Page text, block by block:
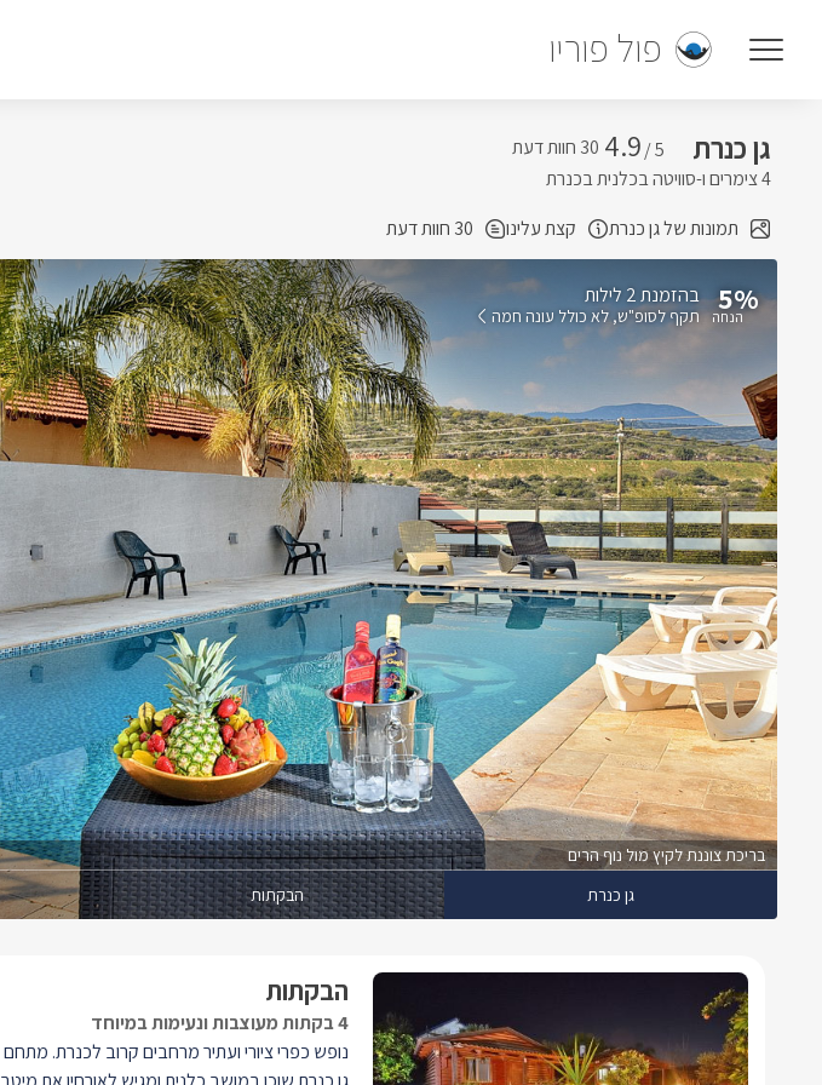
פול פוריו
גן כנרת 5 /
4.9
4 צימרים ו-סוויטה בכלנית בכנרת
תמונות של גן כנרת
קצת עלינו 30 חוות דעת
בריכת צוננת לקיץ מול נוף הרים
גן כנרת הבקתות
5% בהזמנת 2 לילות
תקף לסופ"ש לא כולל עונה חמה
הבקתות
4 בקתות מעוצבות ונעימות במיוחד
נופש כפרי ציורי ועתיר מרחבים קרוב לכנרת. מתחם